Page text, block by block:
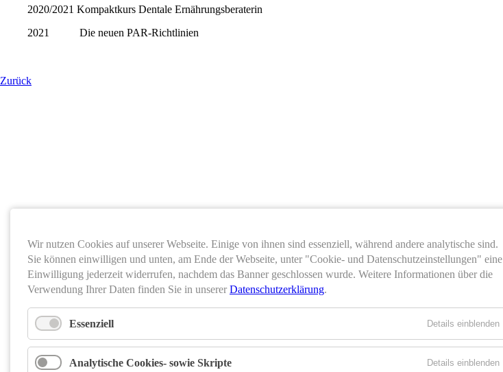
2020/2021 Kompaktkurs Dentale Ernährungsberaterin
2021 Die neuen PAR-Richtlinien
Zurück
Wir nutzen Cookies auf unserer Webseite. Einige von ihnen sind essenziell, während andere analytische sind.
Sie können einwilligen und unten, am Ende der Webseite, unter "Cookie- und Datenschutzeinstellungen" eine
Einwilligung jederzeit widerrufen, nachdem das Banner geschlossen wurde. Weitere Informationen über die
Verwendung Ihrer Daten finden Sie in unserer Datenschutzerklärung.
Essenziell Details einblenden
Analytische Cookies- sowie Skripte Details einblenden